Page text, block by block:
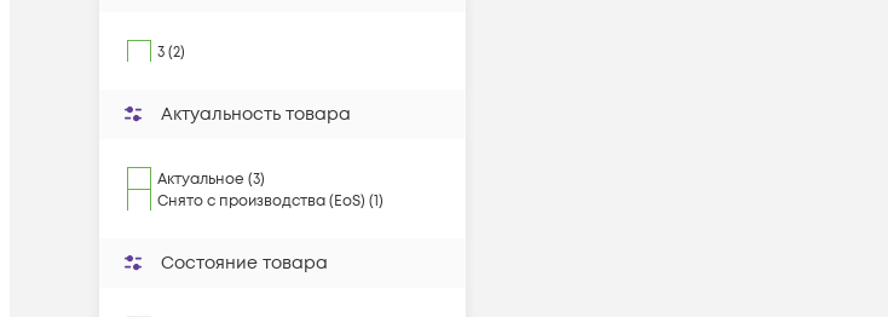
3 (2)
Актуальность товара
Актуальное (3)
Снято с производства (EoS) (1)
Состояние товара